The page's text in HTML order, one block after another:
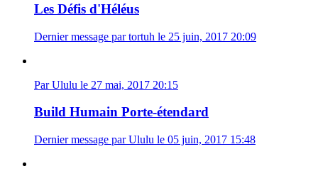
Les Défis d'Héléus
Dernier message par tortuh le 25 juin, 2017 20:09
Par Ululu le 27 mai, 2017 20:15
Build Humain Porte-étendard
Dernier message par Ululu le 05 juin, 2017 15:48